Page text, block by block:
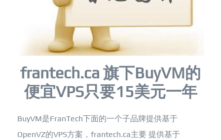
frantech.ca 旗下BuyVM的
便宜VPS只要15美元一年
BuyVM是FranTech下面的一个子品牌提供基于
OpenVZ的VPS方案，frantech.ca主要 提供基于